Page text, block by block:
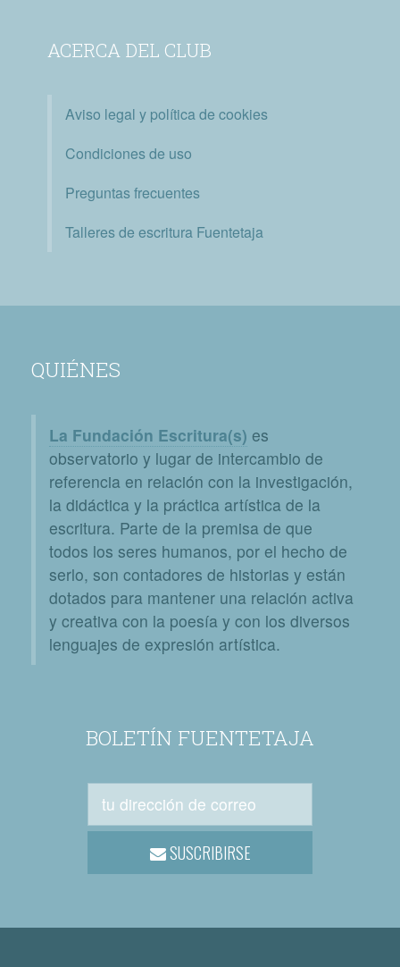
ACERCA DEL CLUB
Aviso legal y política de cookies
Condiciones de uso
Preguntas frecuentes
Talleres de escritura Fuentetaja
QUIÉNES
La Fundación Escritura(s) es
observatorio y lugar de intercambio de
referencia en relación con la investigación,
la didáctica y la práctica artística de la
escritura. Parte de la premisa de que
todos los seres humanos, por el hecho de
serlo, son contadores de historias y están
dotados para mantener una relación activa
y creativa con la poesía y con los diversos
lenguajes de expresión artística.
BOLETÍN FUENTETAJA
SUSCRIBIRSE